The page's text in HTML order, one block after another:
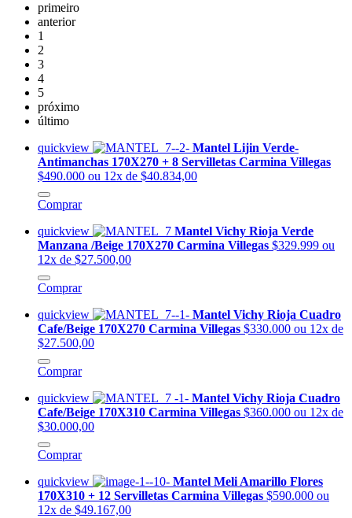
primeiro
anterior
1
2
3
4
5
próximo
último
quickview
Mantel Lijin Verde-
Antimanchas 170X270 + 8 Servilletas Carmina Villegas
$490.000 ou 12x de $40.834,00
Comprar
quickview
Mantel Vichy Rioja Verde
Manzana /Beige 170X270 Carmina Villegas $329.999 ou
12x de $27.500,00
Comprar
quickview
Mantel Vichy Rioja Cuadro
Cafe/Beige 170X270 Carmina Villegas $330.000 ou 12x de
$27.500,00
Comprar
quickview
Mantel Vichy Rioja Cuadro
Cafe/Beige 170X310 Carmina Villegas $360.000 ou 12x de
$30.000,00
Comprar
quickview
Mantel Meli Amarillo Flores
170X310 + 12 Servilletas Carmina Villegas $590.000 ou
12x de $49.167,00